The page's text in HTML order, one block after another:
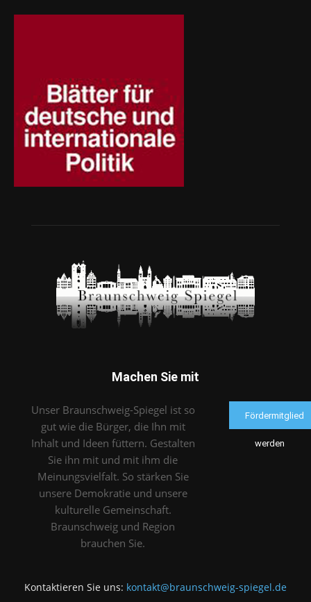
Machen Sie mit
Unser Braunschweig-Spiegel ist so
gut wie die Bürger, die Ihn mit
Inhalt und Ideen füttern. Gestalten
Sie ihn mit und mit ihm die
Meinungsvielfalt. So stärken Sie
unsere Demokratie und unsere
kulturelle Gemeinschaft.
Braunschweig und Region
brauchen Sie.
Fördermitglied
werden
Kontaktieren Sie uns: kontakt@braunschweig-spiegel.de